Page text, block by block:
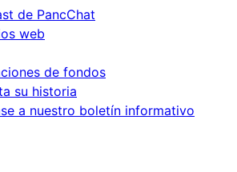
de PancChat
web
de fondos
su historia
a nuestro boletín informativo